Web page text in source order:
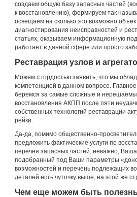
создаем общую базу запасных частей
к восстановлению), формируем так
освещаем на сколько это возможно
диагностирования неисправностей и
статьях, оказываем информационную
работает в данной сфере или просто
Реставрация узлов и
Можем с гордостью заявить, что мы
компетенцией в данном вопросе.
беремся за самые сложные и
восстановления АКПП после пяти
собственных технологий реставрации
рейки.
Да-да, помимо общественно-
предложить фактические услуги по
перечня запасных частей: неважно,
подобранный под Ваши параметры
возможностей и перечень подлежащих
деталей есть чуточку выше, на этой же
Чем еще можем быть